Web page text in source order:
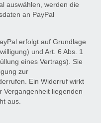
auswählen, werden die
an PayPal
erfolgt auf Grundlage
und Art. 6 Abs. 1
eines Vertrags). Sie
zur
Ein Widerruf wirkt
Vergangenheit liegenden
aus.